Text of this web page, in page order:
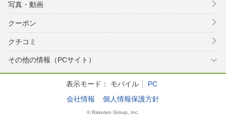
写真・動画
クーポン
クチコミ
その他の情報（PCサイト）
表示モード： モバイル
PC
会社情報
個人情報保護方針
© Rakuten Group, Inc.